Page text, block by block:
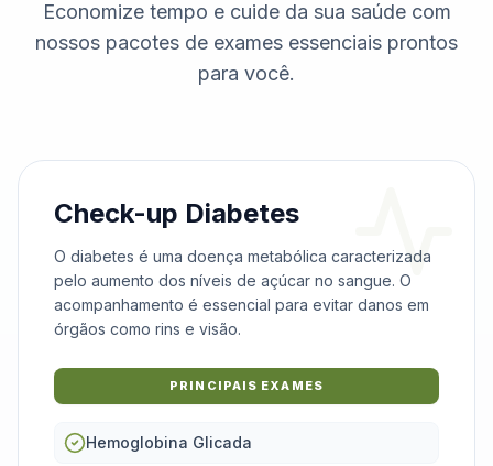
Economize tempo e cuide da sua saúde com
nossos pacotes de exames essenciais prontos
para você.
Check-up Diabetes
O diabetes é uma doença metabólica caracterizada
pelo aumento dos níveis de açúcar no sangue. O
acompanhamento é essencial para evitar danos em
órgãos como rins e visão.
PRINCIPAIS EXAMES
Hemoglobina Glicada